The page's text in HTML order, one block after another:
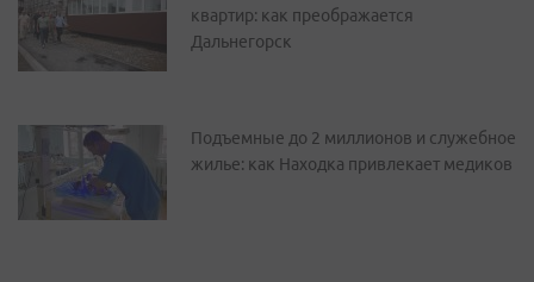
квартир: как преображается
Дальнегорск
Подъемные до 2 миллионов и служебное
жилье: как Находка привлекает медиков